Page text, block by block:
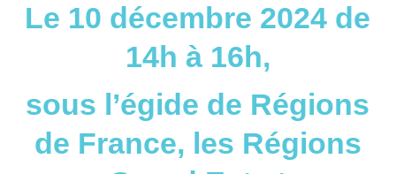
Le 10 décembre 2024 de
14h à 16h,
sous l’égide de Régions
de France, les Régions